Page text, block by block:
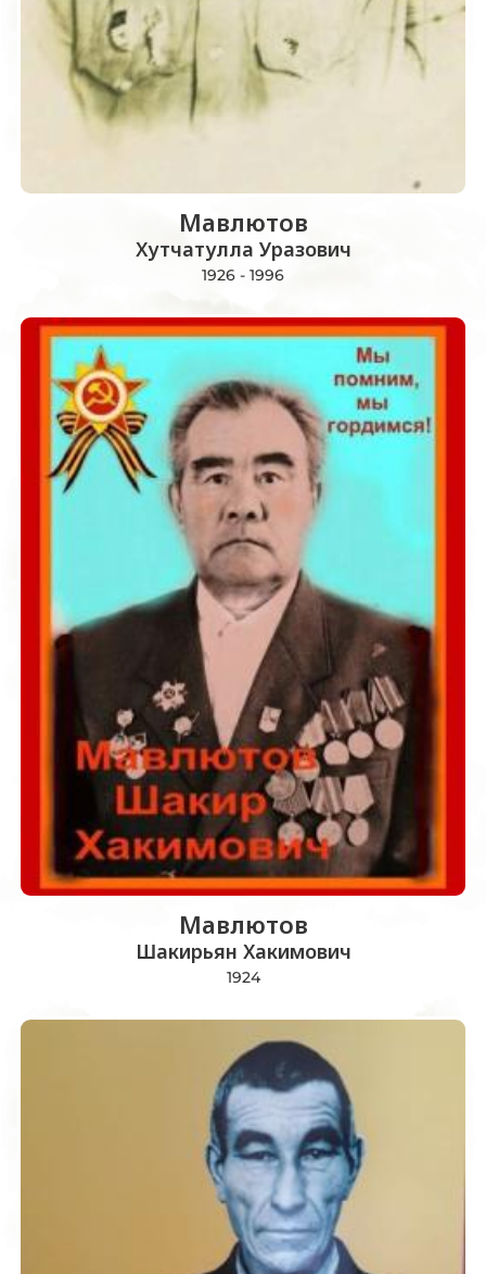
Мавлютов
Хутчатулла Уразович
1926 - 1996
Мавлютов
Шакирьян Хакимович
1924